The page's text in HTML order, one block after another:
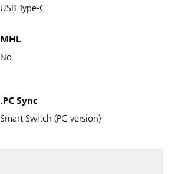
USB Type-C
MHL
No
PC Sync.
Smart Switch (PC version)